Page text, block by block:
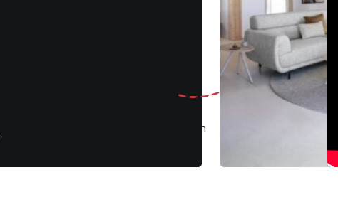
ruilen binnen 30 dagen